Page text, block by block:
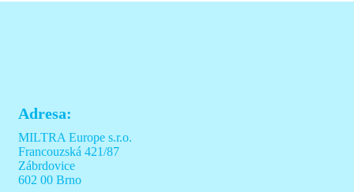
Adresa:
MILTRA Europe s.r.o.
Francouzská 421/87
Zábrdovice
602 00 Brno